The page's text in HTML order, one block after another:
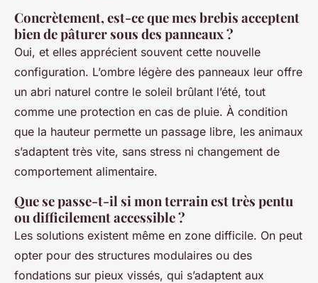
Concrètement, est-ce que mes brebis acceptent
bien de pâturer sous des panneaux ?
Oui, et elles apprécient souvent cette nouvelle
configuration. L’ombre légère des panneaux leur offre
un abri naturel contre le soleil brûlant l’été, tout
comme une protection en cas de pluie. À condition
que la hauteur permette un passage libre, les animaux
s’adaptent très vite, sans stress ni changement de
comportement alimentaire.
Que se passe-t-il si mon terrain est très pentu
ou difficilement accessible ?
Les solutions existent même en zone difficile. On peut
opter pour des structures modulaires ou des
fondations sur pieux vissés, qui s’adaptent aux